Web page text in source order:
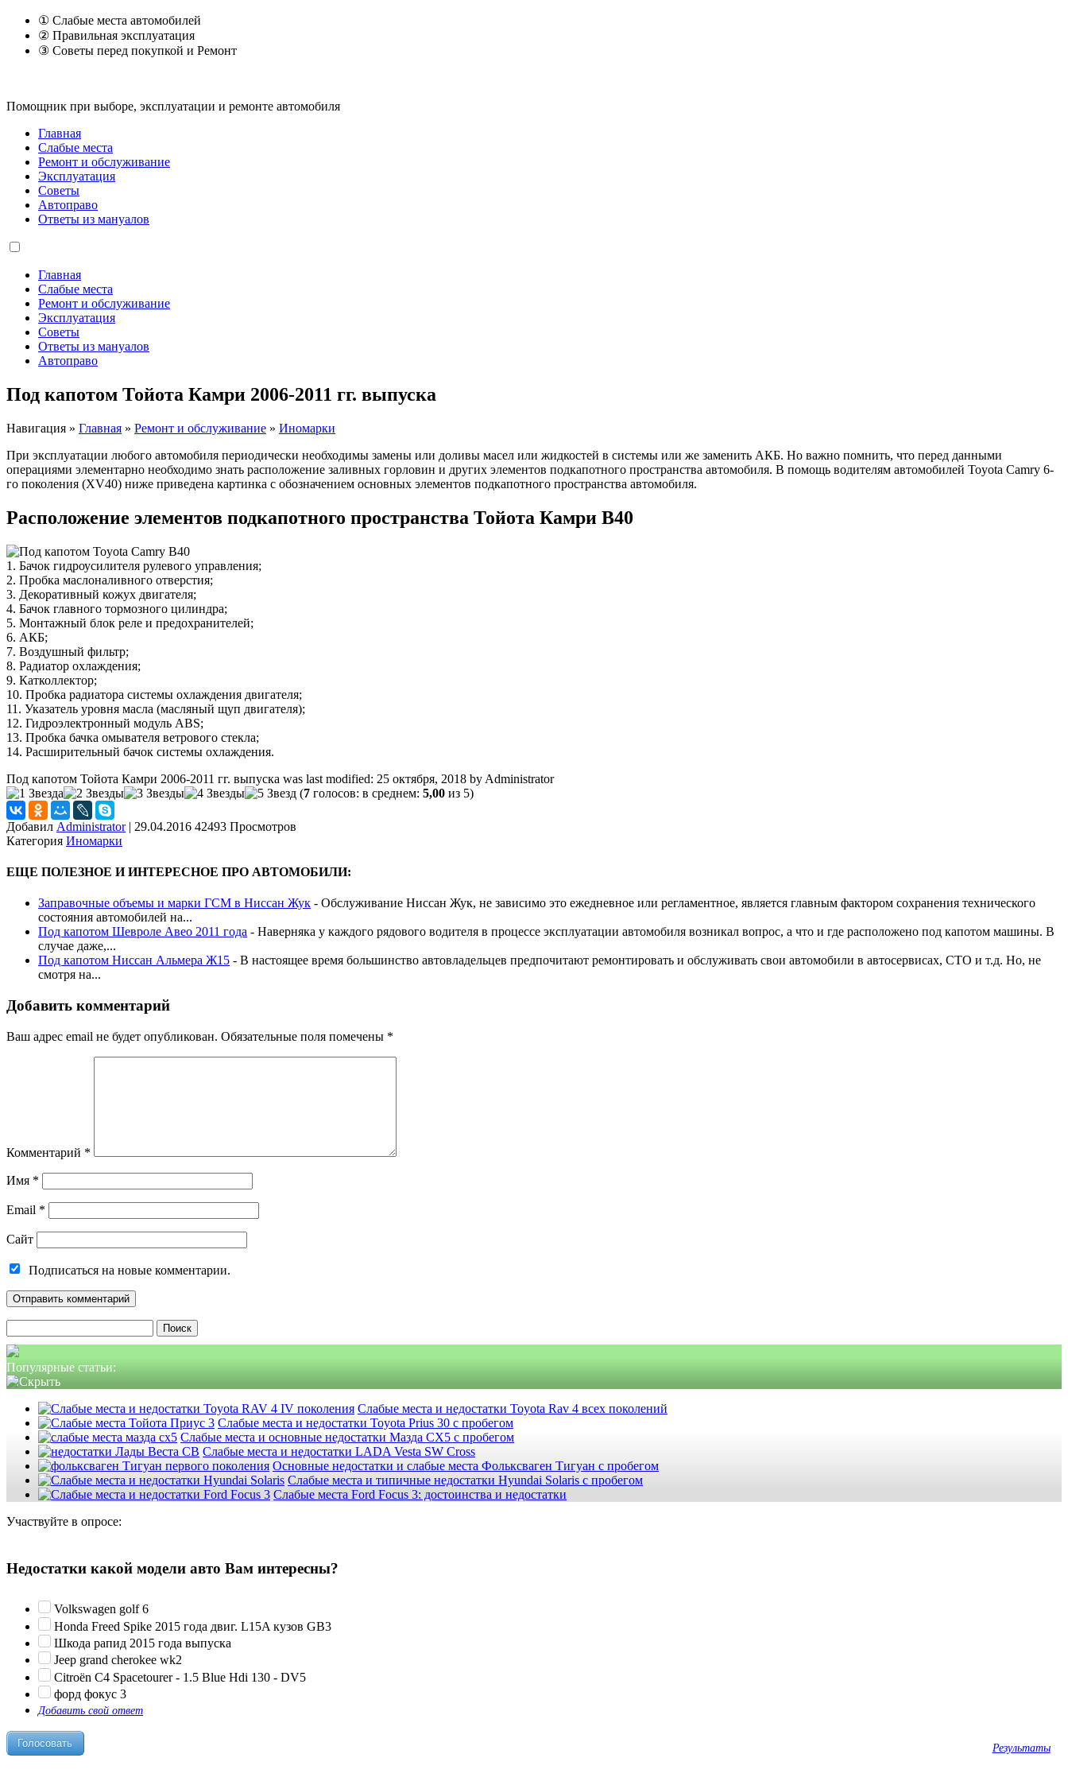
① Слабые места автомобилей
② Правильная эксплуатация
③ Советы перед покупкой и Ремонт
Помощник при выборе, эксплуатации и ремонте автомобиля
Главная
Слабые места
Ремонт и обслуживание
Эксплуатация
Советы
Автоправо
Ответы из мануалов
Главная
Слабые места
Ремонт и обслуживание
Эксплуатация
Советы
Ответы из мануалов
Автоправо
Под капотом Тойота Камри 2006-2011 гг. выпуска
Навигация » Главная » Ремонт и обслуживание » Иномарки
При эксплуатации любого автомобиля периодически необходимы замены или доливы масел или жидкостей в системы или же заменить АКБ. Но важно помнить, что перед данными
операциями элементарно необходимо знать расположение заливных горловин и других элементов подкапотного пространства автомобиля. В помощь водителям автомобилей Toyota Camry 6-
го поколения (XV40) ниже приведена картинка с обозначением основных элементов подкапотного пространства автомобиля.
Расположение элементов подкапотного пространства Тойота Камри В40
1. Бачок гидроусилителя рулевого управления;
2. Пробка маслоналивного отверстия;
3. Декоративный кожух двигателя;
4. Бачок главного тормозного цилиндра;
5. Монтажный блок реле и предохранителей;
6. АКБ;
7. Воздушный фильтр;
8. Радиатор охлаждения;
9. Катколлектор;
10. Пробка радиатора системы охлаждения двигателя;
11. Указатель уровня масла (масляный щуп двигателя);
12. Гидроэлектронный модуль ABS;
13. Пробка бачка омывателя ветрового стекла;
14. Расширительный бачок системы охлаждения.
Под капотом Тойота Камри 2006-2011 гг. выпуска was last modified: 25 октября, 2018 by Administrator
(7 голосов: в среднем: 5,00 из 5)
Добавил Administrator | 29.04.2016 42493 Просмотров
Категория Иномарки
ЕЩЕ ПОЛЕЗНОЕ И ИНТЕРЕСНОЕ ПРО АВТОМОБИЛИ:
Заправочные объемы и марки ГСМ в Ниссан Жук - Обслуживание Ниссан Жук, не зависимо это ежедневное или регламентное, является главным фактором сохранения технического
состояния автомобилей на...
Под капотом Шевроле Авео 2011 года - Наверняка у каждого рядового водителя в процессе эксплуатации автомобиля возникал вопрос, а что и где расположено под капотом машины. В
случае даже,...
Под капотом Ниссан Альмера Ж15 - В настоящее время большинство автовладельцев предпочитают ремонтировать и обслуживать свои автомобили в автосервисах, СТО и т.д. Но, не
смотря на...
Добавить комментарий
Ваш адрес email не будет опубликован. Обязательные поля помечены *
Комментарий *
Имя *
Email *
Сайт
Подписаться на новые комментарии.
Популярные статьи:
Слабые места и недостатки Toyota Rav 4 всех поколений
Слабые места и недостатки Toyota Prius 30 с пробегом
Слабые места и основные недостатки Мазда СХ5 с пробегом
Слабые места и недостатки LADA Vesta SW Cross
Основные недостатки и слабые места Фольксваген Тигуан с пробегом
Слабые места и типичные недостатки Hyundai Solaris с пробегом
Слабые места Ford Focus 3: достоинства и недостатки
Участвуйте в опросе:
Недостатки какой модели авто Вам интересны?
Volkswagen golf 6
Honda Freed Spike 2015 года двиг. L15A кузов GB3
Шкода рапид 2015 года выпуска
Jeep grand cherokee wk2
Citroën C4 Spacetourer - 1.5 Blue Hdi 130 - DV5
форд фокус 3
Добавить свой ответ
Результаты